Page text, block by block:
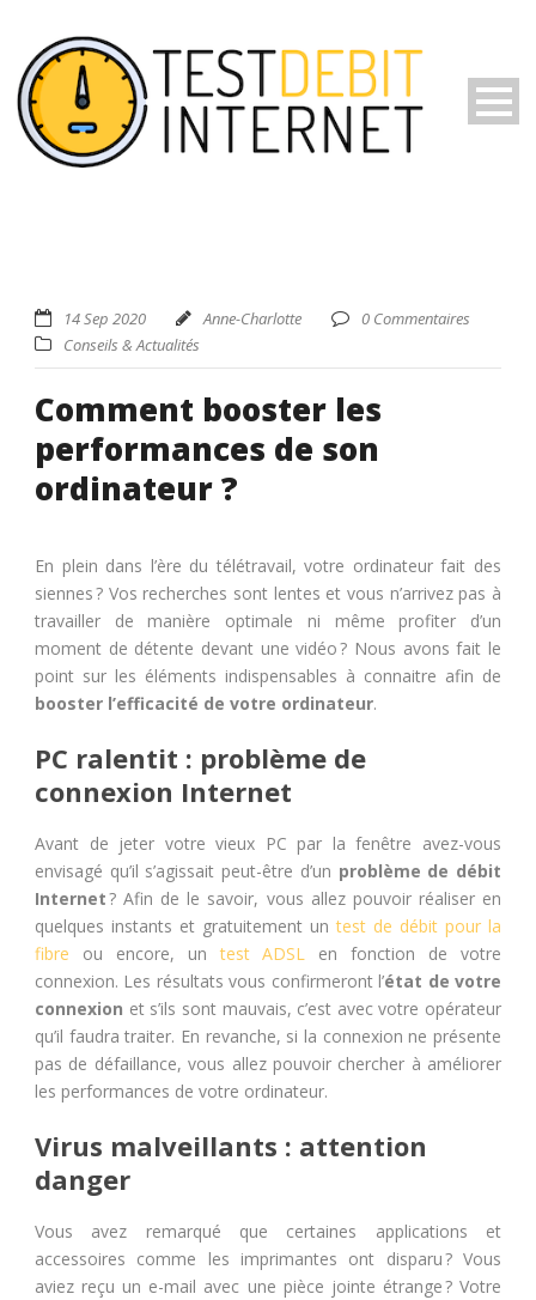
14 Sep 2020 Anne-Charlotte
0 Commentaires
Conseils & Actualités
Comment booster les
performances de son
ordinateur ?
En plein dans l’ère du télétravail, votre ordinateur fait des
siennes ? Vos recherches sont lentes et vous n’arrivez pas à
travailler de manière optimale ni même profiter d’un
moment de détente devant une vidéo ? Nous avons fait le
point sur les éléments indispensables à connaitre afin de
booster l’efficacité de votre ordinateur.
PC ralentit : problème de
connexion Internet
Avant de jeter votre vieux PC par la fenêtre avez-vous
envisagé qu’il s’agissait peut-être d’un problème de débit
Internet? Afin de le savoir, vous allez pouvoir réaliser en
quelques instants et gratuitement un test de débit pour la
fibre ou encore, un test ADSL
en fonction de votre
connexion. Les résultats vous confirmeront l’état de votre
connexion et s’ils sont mauvais, c’est avec votre opérateur
qu’il faudra traiter. En revanche, si la connexion ne présente
pas de défaillance, vous allez pouvoir chercher à améliorer
les performances de votre ordinateur.
Virus malveillants : attention
danger
Vous avez remarqué que certaines applications et
accessoires comme les imprimantes ont disparu ? Vous
aviez reçu un e-mail avec une pièce jointe étrange ? Votre